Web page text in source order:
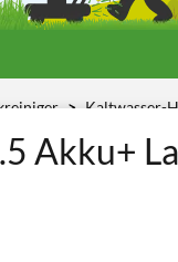
Kaltwasser-
Akku+